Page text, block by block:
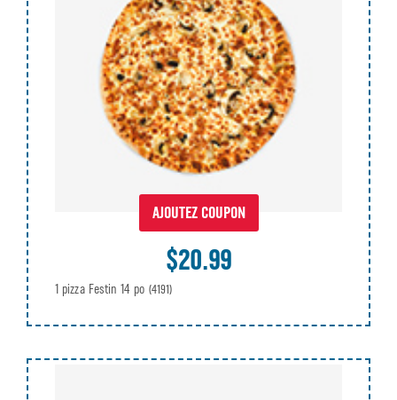
AJOUTEZ COUPON
$20.99
1 pizza Festin 14 po (4191)